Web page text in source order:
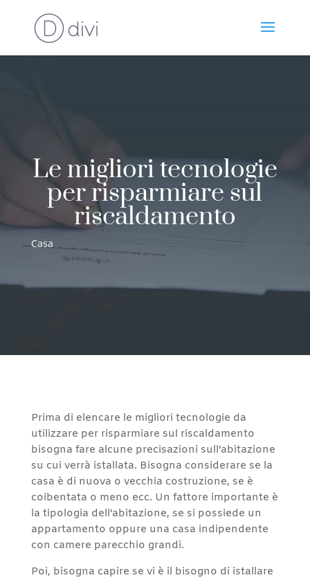
Le migliori tecnologie
per risparmiare sul
riscaldamento
Casa
Prima di elencare le migliori tecnologie da
utilizzare per risparmiare sul riscaldamento
bisogna fare alcune precisazioni sull’abitazione
su cui verrà istallata. Bisogna considerare se la
casa è di nuova o vecchia costruzione, se è
coibentata o meno ecc. Un fattore importante è
la tipologia dell’abitazione, se si possiede un
appartamento oppure una casa indipendente
con camere parecchio grandi.
Poi, bisogna capire se vi è il bisogno di istallare